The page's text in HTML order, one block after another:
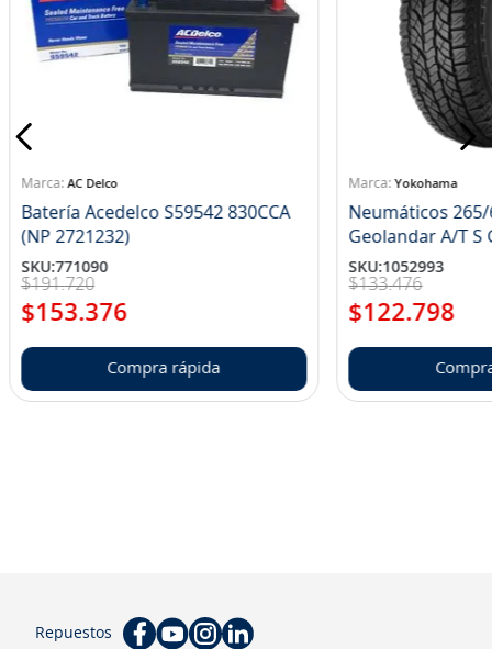
AC Delco
Batería Acedelco S59542 830CCA
(NP 2721232)
SKU:771090
$191.720
$153.376
Compra rápida
Yokohama
Neumáticos 265/
SKU:1052993
$133.476
$122.798
Repuestos